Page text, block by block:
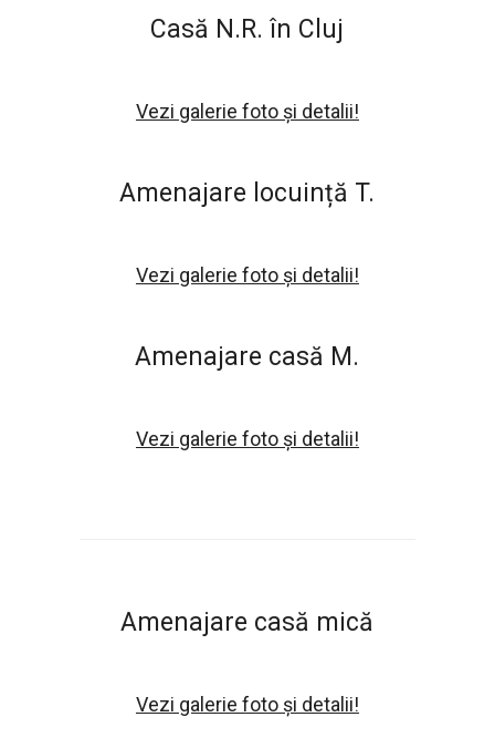
Casă N.R. în Cluj
Vezi galerie foto și detalii!
Amenajare locuință T.
Vezi galerie foto și detalii!
Amenajare casă M.
Vezi galerie foto și detalii!
Amenajare casă mică
Vezi galerie foto și detalii!